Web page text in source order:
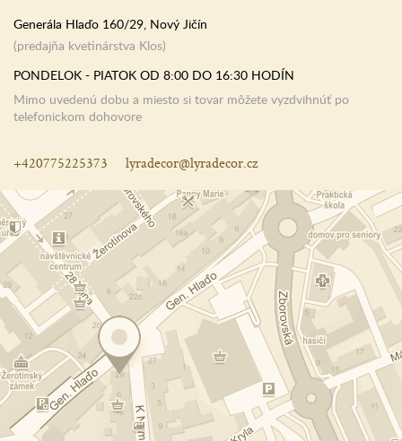
Generála Hlaďo 160/29, Nový Jičín
(predajňa kvetinárstva Klos)
PONDELOK - PIATOK OD 8:00 DO 16:30 HODÍN
Mimo uvedenú dobu a miesto si tovar môžete vyzdvihnúť po
telefonickom dohovore
+420775225373 lyradecor@lyradecor.cz